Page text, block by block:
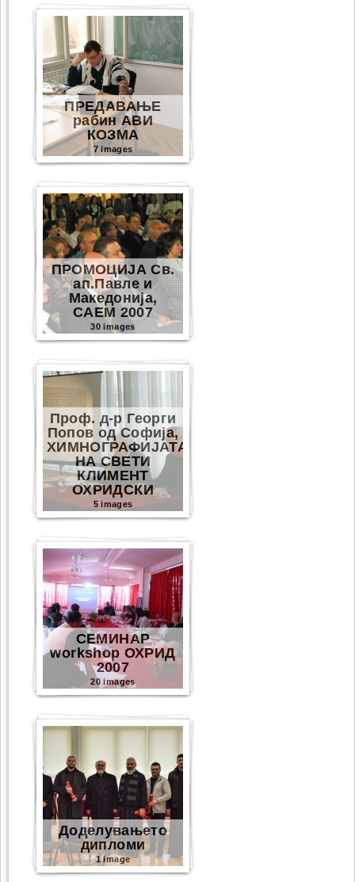
ПРЕДАВАЊЕ
рабин АВИ
КОЗМА
7 images
ПРОМОЦИЈА Св.
ап.Павле и
Македонија,
САЕМ 2007
30 images
Проф. д-р Георги
Попов од Софија,
ХИМНОГРАФИЈАТА
НА СВЕТИ
КЛИМЕНТ
ОХРИДСКИ
5 images
СЕМИНАР
workshop ОХРИД
2007
20 images
Доделувањето
дипломи
1 image